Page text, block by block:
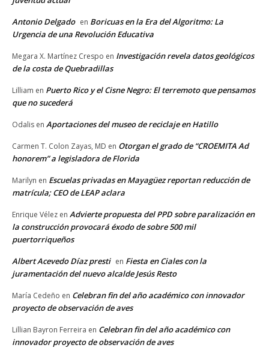
Antonio Delgado en Boricuas en la Era del Algoritmo: La
Urgencia de una Revolución Educativa
Megara X. Martínez Crespo en Investigación revela datos geológicos
de la costa de Quebradillas
Lilliam en Puerto Rico y el Cisne Negro: El terremoto que pensamos
que no sucederá
Odalis en Aportaciones del museo de reciclaje en Hatillo
Carmen T. Colon Zayas, MD en Otorgan el grado de “CROEMITA Ad
honorem” a legisladora de Florida
Marilyn en Escuelas privadas en Mayagüez reportan reducción de
matrícula; CEO de LEAP aclara
Enrique Vélez en Advierte propuesta del PPD sobre paralización en
la construcción provocará éxodo de sobre 500 mil
puertorriqueños
Albert Acevedo Díaz presti en Fiesta en Ciales con la
juramentación del nuevo alcalde Jesús Resto
María Cedeño en Celebran fin del año académico con innovador
proyecto de observación de aves
Lillian Bayron Ferreira en Celebran fin del año académico con
innovador proyecto de observación de aves